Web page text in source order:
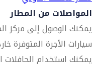
المواصلات من المطار
يمكنك الوصول إلى مركز
سيارات الأجرة المتوفرة
يمكنك استخدام